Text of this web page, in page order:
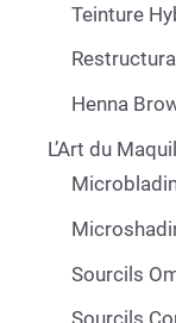
Teinture
Henna
L’Art du
Sourcils